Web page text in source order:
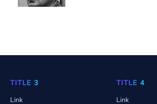
TITLE 3
Link
TITLE 4
Link